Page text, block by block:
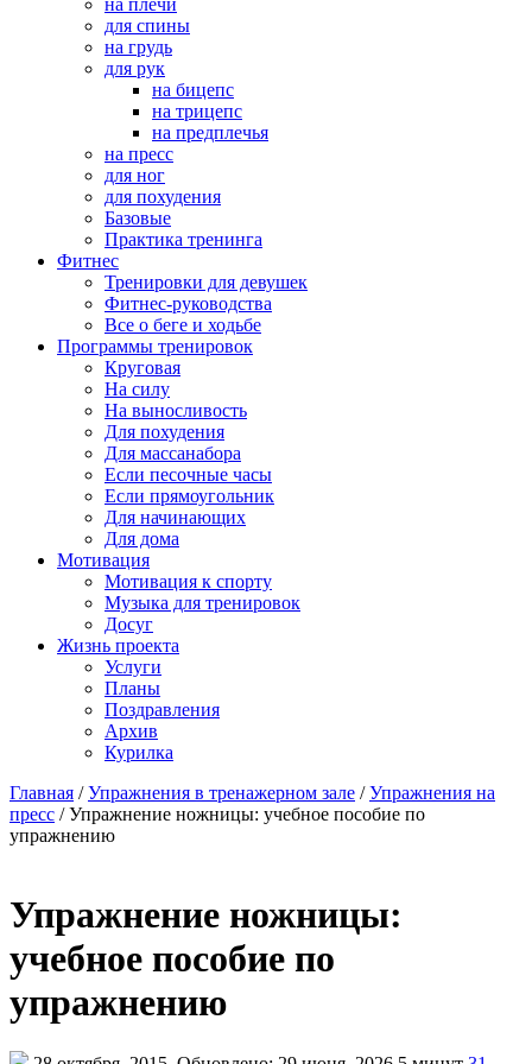
на плечи
для спины
на грудь
для рук
на бицепс
на трицепс
на предплечья
на пресс
для ног
для похудения
Базовые
Практика тренинга
Фитнес
Тренировки для девушек
Фитнес-руководства
Все о беге и ходьбе
Программы тренировок
Круговая
На силу
На выносливость
Для похудения
Для массанабора
Если песочные часы
Если прямоугольник
Для начинающих
Для дома
Мотивация
Мотивация к спорту
Музыка для тренировок
Досуг
Жизнь проекта
Услуги
Планы
Поздравления
Архив
Курилка
Главная / Упражнения в тренажерном зале / Упражнения на
пресс / Упражнение ножницы: учебное пособие по
упражнению
Упражнение ножницы:
учебное пособие по
упражнению